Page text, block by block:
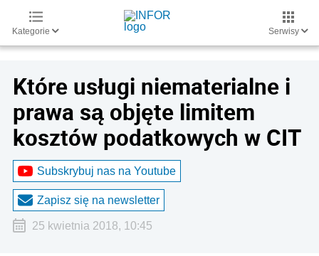
Kategorie Serwisy
Które usługi niematerialne i
prawa są objęte limitem
kosztów podatkowych w CIT
Subskrybuj nas na Youtube
Zapisz się na newsletter
25 kwietnia 2018, 10:45